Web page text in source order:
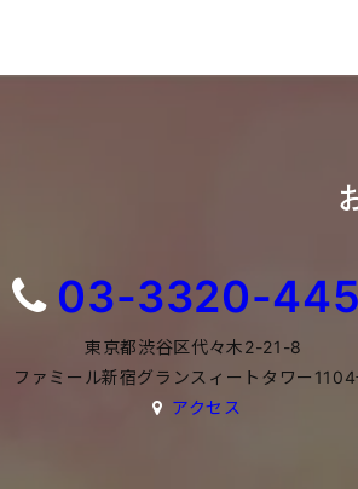
03-3320-
東京都渋谷区代々木2-21-8
ファミール新宿グランスィートタワー1104
アクセス